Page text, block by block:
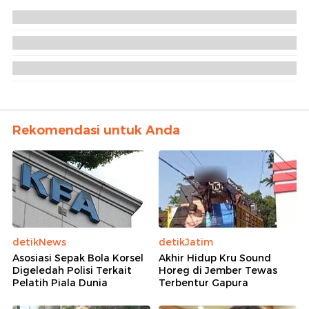
Rekomendasi untuk Anda
detikNews
Asosiasi Sepak Bola Korsel
Digeledah Polisi Terkait
Pelatih Piala Dunia
detikJatim
Akhir Hidup Kru Sound
Horeg di Jember Tewas
Terbentur Gapura